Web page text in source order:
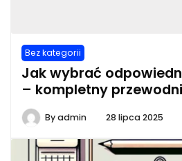
Bez kategorii
Jak wybrać
– kompletny
Byadmin 28 lipca 2025